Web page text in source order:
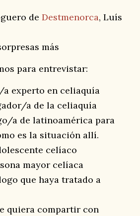
de Destmenorca, Luís
más
para entrevistar:
experto en celiaquía
a de la celiaquía
a de latinoamérica para
es la situación allí.
celíaco
mayor celíaca
que haya tratado a
quiera compartir con